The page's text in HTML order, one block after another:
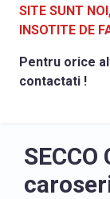
SITE SUNT
INSOTITE DE
Pentru orice
contactati !